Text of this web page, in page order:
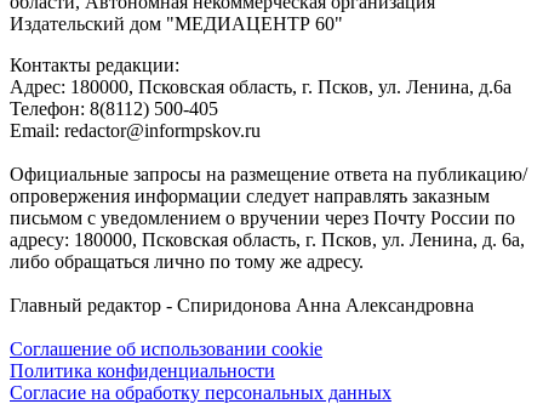
Издательский дом "МЕДИАЦЕНТР 60"
Контакты редакции:
Адреc: 180000, Псковская область, г. Псков, ул. Ленина, д.6а
Телефон: 8(8112) 500-405
Email: redactor@informpskov.ru
Официальные запросы на размещение ответа на публикацию/
опровержения информации следует направлять заказным
письмом с уведомлением о вручении через Почту России по
адресу: 180000, Псковская область, г. Псков, ул. Ленина, д. 6а,
либо обращаться лично по тому же адресу.
Главный редактор - Спиридонова Анна Александровна
Соглашение об использовании cookie
Политика конфиденциальности
Согласие на обработку персональных данных